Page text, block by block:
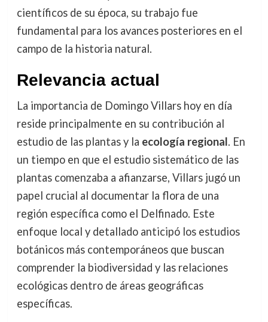
científicos de su época, su trabajo fue
fundamental para los avances posteriores en el
campo de la historia natural.
Relevancia actual
La importancia de Domingo Villars hoy en día
reside principalmente en su contribución al
estudio de las plantas y la ecología regional. En
un tiempo en que el estudio sistemático de las
plantas comenzaba a afianzarse, Villars jugó un
papel crucial al documentar la flora de una
región específica como el Delfinado. Este
enfoque local y detallado anticipó los estudios
botánicos más contemporáneos que buscan
comprender la biodiversidad y las relaciones
ecológicas dentro de áreas geográficas
específicas.